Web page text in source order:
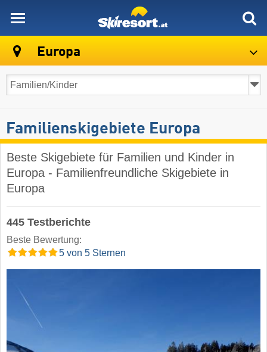
Europa
Familienskigebiete Europa
Beste Skigebiete für Familien und Kinder in
Europa - Familienfreundliche Skigebiete in
Europa
445 Testberichte
Beste Bewertung:
5 von 5 Sternen